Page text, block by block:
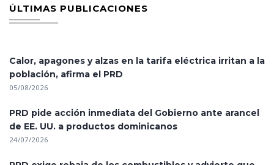
ÚLTIMAS PUBLICACIONES
Calor, apagones y alzas en la tarifa eléctrica irritan a la
población, afirma el PRD
05/08/2026
PRD pide acción inmediata del Gobierno ante arancel
de EE. UU. a productos dominicanos
24/07/2026